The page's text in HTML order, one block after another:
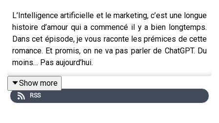
L’Intelligence artificielle et le marketing, c’est une longue
histoire d’amour qui a commencé il y a bien longtemps.
Dans cet épisode, je vous raconte les prémices de cette
romance. Et promis, on ne va pas parler de ChatGPT. Du
moins… Pas aujourd’hui.
Infrarougeest un podcast proposé par l'organisme de
Show more
RSS